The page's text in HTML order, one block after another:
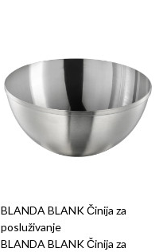
BLANDA BLANK Činija za
posluživanje
BLANDA BLANK Činija za